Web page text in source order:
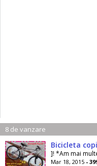
8 de vanzare
]! *Am mai
Mar 18, 2015 -